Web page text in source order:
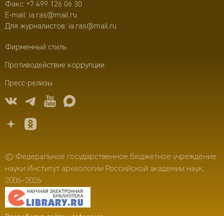
Факс: +7 499 126 06 30
E-mail: ia.ras@mail.ru
Для журналистов: ia.ras@mail.ru
Фирменный стиль
Противодействие коррупции
Пресс-релизы
© Федеральное государственное бюджетное учреждение
науки Институт археологии Российской академии наук,
2006–2026